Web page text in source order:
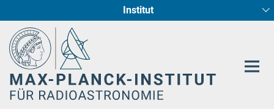
Institut
Radioastronomische Fundamentalphysik
Sternentstehung und Galaxienentwicklung